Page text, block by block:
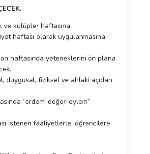
ve kulüpler haftasına
haftası olarak uygulanmasına
haftasında yeteneklerini ön plana
duygusal, fiziksel ve ahlaki açıdan
“erdem-değer-eylem”
istenen faaliyetlerle, öğrencilere